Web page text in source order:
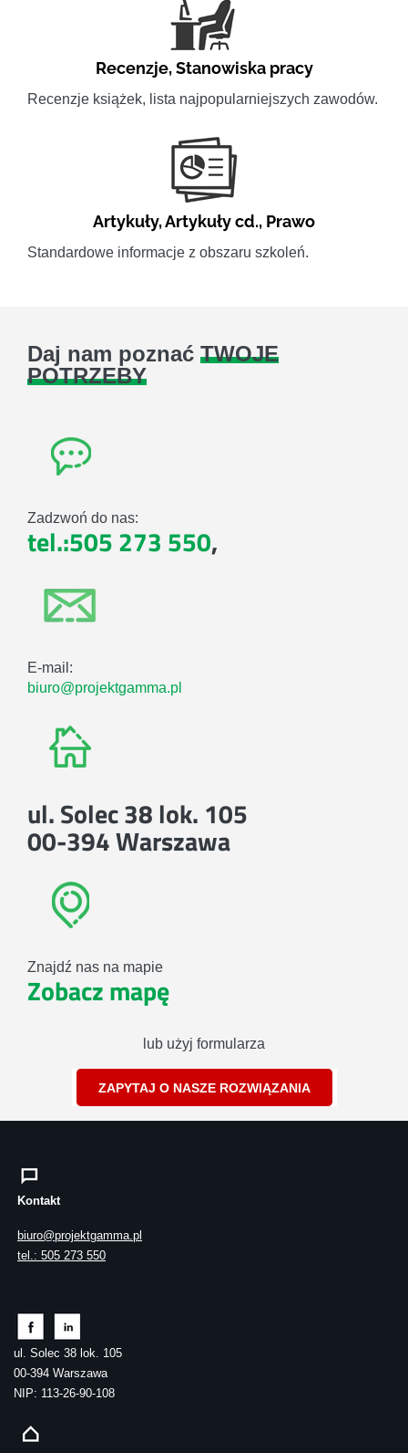
Recenzje,Stanowiska pracy
Recenzje książek, lista najpopularniejszych zawodów.
Artykuły,Artykuły cd., Prawo
Standardowe informacje z obszaru szkoleń.
Daj nam poznać TWOJE
POTRZEBY
Zadzwoń do nas:
tel.:505 273 550,
E-mail:
biuro@projektgamma.pl
ul. Solec 38 lok. 105
00-394 Warszawa
Znajdź nas na mapie
Zobacz mapę
lub użyj formularza
ZAPYTAJ O NASZE ROZWIĄZANIA
Kontakt
biuro@projektgamma.pl
tel.: 505 273 550
ul. Solec 38 lok. 105
00-394 Warszawa
NIP: 113-26-90-108